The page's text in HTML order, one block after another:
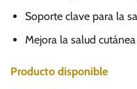
Soporte clave para la
Mejora la salud
Producto disponible